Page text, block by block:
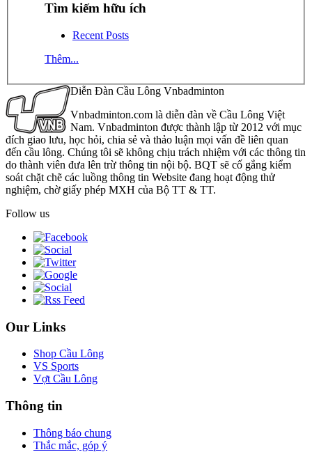
Tìm kiếm hữu ích
Recent Posts
Thêm...
Diễn Đàn Cầu Lông Vnbadminton
Vnbadminton.com là diễn đàn về Cầu Lông Việt
Nam. Vnbadminton được thành lập từ 2012 với mục
đích giao lưu, học hỏi, chia sẻ và thảo luận mọi vấn đề liên quan
đến cầu lông. Chúng tôi sẽ không chịu trách nhiệm với các thông tin
do thành viên đưa lên trừ thông tin nội bộ. BQT sẽ cố gắng kiểm
soát chặt chẽ các luồng thông tin Website đang hoạt động thử
nghiệm, chờ giấy phép MXH của Bộ TT & TT.
Follow us
Our Links
Shop Cầu Lông
VS Sports
Vợt Cầu Lông
Thông tin
Thông báo chung
Thắc mắc, góp ý